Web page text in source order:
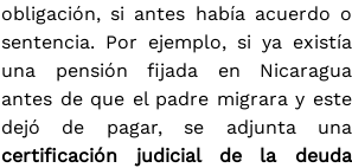
obligación, si antes había acuerdo o
sentencia. Por ejemplo, si ya existía
una pensión fijada en Nicaragua
antes de que el padre migrara y este
dejó de pagar, se adjunta una
certificación judicial de la deuda